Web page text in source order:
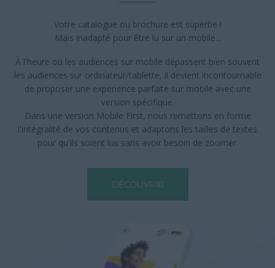
Votre catalogue ou brochure est superbe !
Mais inadapté pour être lu sur un mobile...
À l'heure où les audiences sur mobile dépassent bien souvent
les audiences sur ordinateur/tablette, il devient incontournable
de proposer une expérience parfaite sur mobile avec une
version spécifique.
Dans une version Mobile First, nous remettons en forme
l'intégralité de vos contenus et adaptons les tailles de textes
pour qu'ils soient lus sans avoir besoin de zoomer.
DÉCOUVRIR